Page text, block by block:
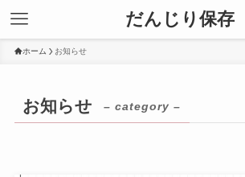
だんじり保存
ホーム お知らせ
お知らせ – category –